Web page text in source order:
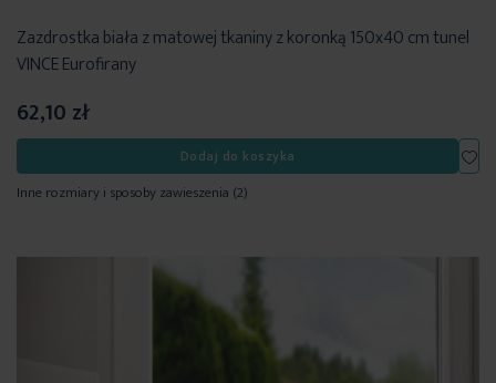
Zazdrostka biała z matowej tkaniny z koronką 150x40 cm tunel
VINCE Eurofirany
62,10 zł
Dodaj do koszyka
Inne rozmiary i sposoby zawieszenia (2)